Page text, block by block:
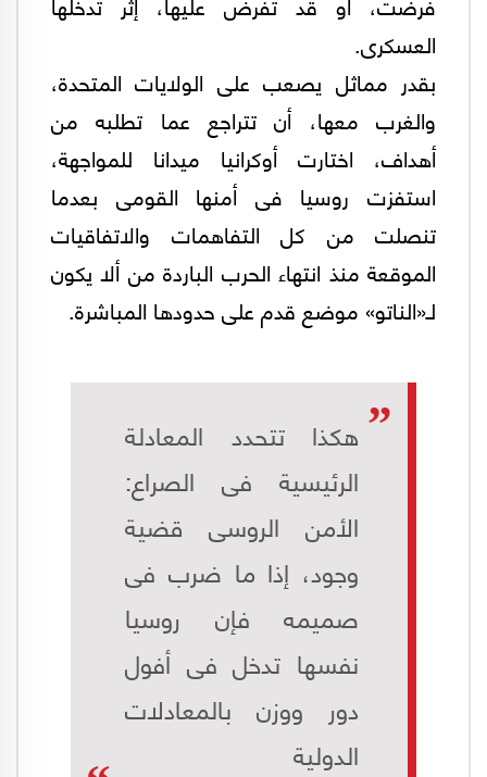
العسكرى.
بقدر مماثل يصعب على الولايات المتحدة،
والغرب معها، أن تتراجع عما تطلبه من
أهداف، اختارت أوكرانيا ميدانا للمواجهة،
استفزت روسيا فى أمنها القومى بعدما
تنصلت من كل التفاهمات والاتفاقيات
الموقعة منذ انتهاء الحرب الباردة من ألا يكون
لـ«الناتو» موضع قدم على حدودها المباشرة.
هكذا تتحدد المعادلة
الرئيسية فى الصراع:
الأمن الروسى قضية
وجود، إذا ما ضرب فى
صميمه فإن روسيا
نفسها تدخل فى أفول
دور ووزن بالمعادلات
الدولية